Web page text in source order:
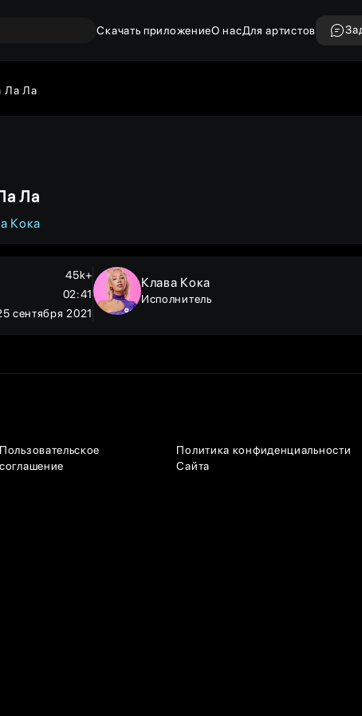
Скачать приложениеО насДля артистов
Ла Ла
Ла
Кока
45k+
02:41
сентября 2021
Клава Кока
Исполнитель
Пользовательское
соглашение
Политика конфиденциальности
Сайта